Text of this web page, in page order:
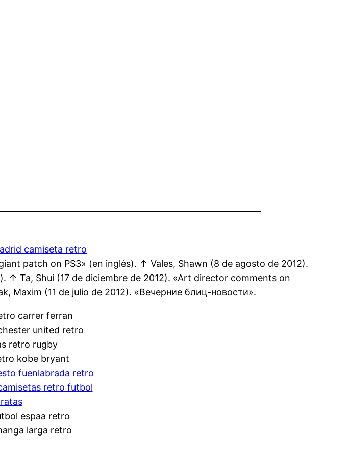
patch on PS3» (en inglés). ↑ Vales, Shawn (8 de agosto de 2012).
↑ Ta, Shui (17 de diciembre de 2012). «Art director comments on
Maxim (11 de julio de 2012). «Вечерние блиц-новости».